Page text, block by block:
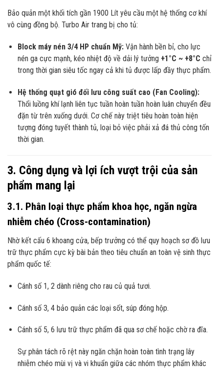
Bảo quản một khối tích gần 1900 Lít yêu cầu một hệ thống cơ khí
vô cùng đồng bộ. Turbo Air trang bị cho tủ:
Block máy nén 3/4 HP chuẩn Mỹ:Vận hành bền bỉ, cho lực
nén ga cực mạnh, kéo nhiệt độ về dải lý tưởng +1°C ~ +8°C chỉ
trong thời gian siêu tốc ngay cả khi tủ được lấp đầy thực phẩm.
Hệ thống quạt gió đối lưu công suất cao (Fan Cooling):
Thổi luồng khí lạnh liên tục tuần hoàn tuần hoàn luân chuyển đều
đặn từ trên xuống dưới. Cơ chế này triệt tiêu hoàn toàn hiện
tượng đóng tuyết thành tủ, loại bỏ việc phải xả đá thủ công tốn
thời gian.
3. Công dụng và lợi ích vượt trội của sản
phẩm mang lại
3.1. Phân loại thực phẩm khoa học, ngăn ngừa
nhiễm chéo (Cross-contamination)
Nhờ kết cấu 6 khoang cửa, bếp trưởng có thể quy hoạch sơ đồ lưu
trữ thực phẩm cực kỳ bài bản theo tiêu chuẩn an toàn vệ sinh thực
phẩm quốc tế:
Cánh số 1, 2 dành riêng cho rau củ quả tươi.
Cánh số 3, 4 bảo quản các loại sốt, súp đóng hộp.
Cánh số 5, 6 lưu trữ thực phẩm đã qua sơ chế hoặc chờ ra đĩa.
Sự phân tách rõ rệt này ngăn chặn hoàn toàn tình trạng lây
nhiễm chéo mùi vị và vi khuẩn giữa các nhóm thực phẩm khác